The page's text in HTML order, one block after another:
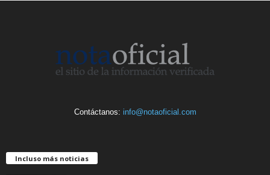
Contáctanos: info@notaoficial.com
Incluso más noticias